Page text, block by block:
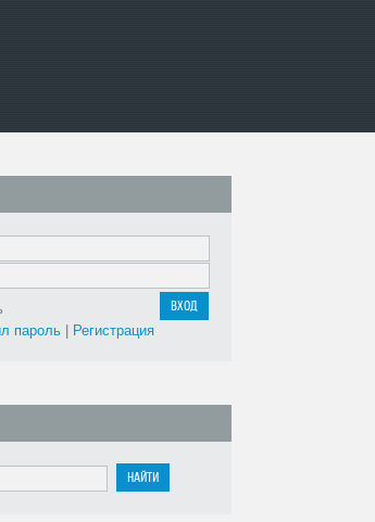
пароль
Регистрация